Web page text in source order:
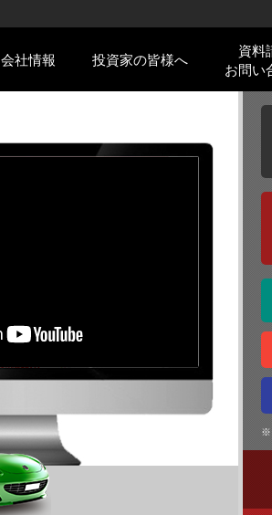
会社情報 投資家の皆様へ
資料
お問い
※